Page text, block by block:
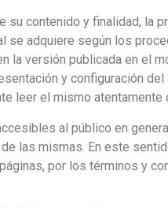
su contenido y finalidad, la
se adquiere según los
la versión publicada en el
y configuración
leer el mismo atentamente
al público en
las mismas. En este
por los términos y